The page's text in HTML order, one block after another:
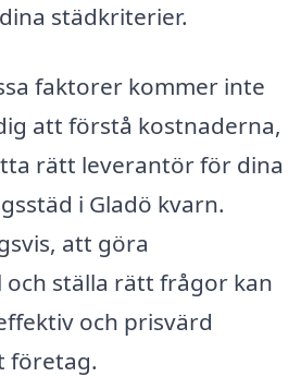
städkriterier.
faktorer kommer inte
att förstå kostnaderna,
rätt leverantör för dina
i Gladö kvarn.
att göra
ställa rätt frågor kan
och prisvärd
företag.